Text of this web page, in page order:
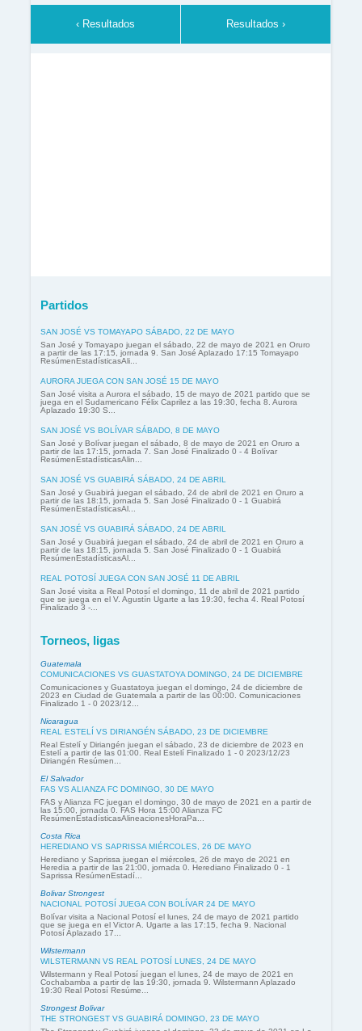
‹ Resultados Resultados ›
Partidos
SAN JOSÉ VS TOMAYAPO SÁBADO, 22 DE MAYO
San José y Tomayapo juegan el sábado, 22 de mayo de 2021 en Oruro
a partir de las 17:15, jornada 9. San José Aplazado 17:15 Tomayapo
ResúmenEstadísticasAli...
AURORA JUEGA CON SAN JOSÉ 15 DE MAYO
San José visita a Aurora el sábado, 15 de mayo de 2021 partido que se
juega en el Sudamericano Félix Caprilez a las 19:30, fecha 8. Aurora
Aplazado 19:30 S...
SAN JOSÉ VS BOLÍVAR SÁBADO, 8 DE MAYO
San José y Bolívar juegan el sábado, 8 de mayo de 2021 en Oruro a
partir de las 17:15, jornada 7. San José Finalizado 0 - 4 Bolívar
ResúmenEstadísticasAlin...
SAN JOSÉ VS GUABIRÁ SÁBADO, 24 DE ABRIL
San José y Guabirá juegan el sábado, 24 de abril de 2021 en Oruro a
partir de las 18:15, jornada 5. San José Finalizado 0 - 1 Guabirá
ResúmenEstadísticasAl...
SAN JOSÉ VS GUABIRÁ SÁBADO, 24 DE ABRIL
San José y Guabirá juegan el sábado, 24 de abril de 2021 en Oruro a
partir de las 18:15, jornada 5. San José Finalizado 0 - 1 Guabirá
ResúmenEstadísticasAl...
REAL POTOSÍ JUEGA CON SAN JOSÉ 11 DE ABRIL
San José visita a Real Potosí el domingo, 11 de abril de 2021 partido
que se juega en el V. Agustín Ugarte a las 19:30, fecha 4. Real Potosí
Finalizado 3 -...
Torneos, ligas
Guatemala
COMUNICACIONES VS GUASTATOYA DOMINGO, 24 DE DICIEMBRE
Comunicaciones y Guastatoya juegan el domingo, 24 de diciembre de
2023 en Ciudad de Guatemala a partir de las 00:00. Comunicaciones
Finalizado 1 - 0 2023/12...
Nicaragua
REAL ESTELÍ VS DIRIANGÉN SÁBADO, 23 DE DICIEMBRE
Real Estelí y Diriangén juegan el sábado, 23 de diciembre de 2023 en
Estelí a partir de las 01:00. Real Estelí Finalizado 1 - 0 2023/12/23
Diriangén Resúmen...
El Salvador
FAS VS ALIANZA FC DOMINGO, 30 DE MAYO
FAS y Alianza FC juegan el domingo, 30 de mayo de 2021 en a partir de
las 15:00, jornada 0. FAS Hora 15:00 Alianza FC
ResúmenEstadísticasAlineacionesHoraPa...
Costa Rica
HEREDIANO VS SAPRISSA MIÉRCOLES, 26 DE MAYO
Herediano y Saprissa juegan el miércoles, 26 de mayo de 2021 en
Heredia a partir de las 21:00, jornada 0. Herediano Finalizado 0 - 1
Saprissa ResúmenEstadí...
Bolivar Strongest
NACIONAL POTOSÍ JUEGA CON BOLÍVAR 24 DE MAYO
Bolívar visita a Nacional Potosí el lunes, 24 de mayo de 2021 partido
que se juega en el Victor A. Ugarte a las 17:15, fecha 9. Nacional
Potosí Aplazado 17...
Wilstermann
WILSTERMANN VS REAL POTOSÍ LUNES, 24 DE MAYO
Wilstermann y Real Potosí juegan el lunes, 24 de mayo de 2021 en
Cochabamba a partir de las 19:30, jornada 9. Wilstermann Aplazado
19:30 Real Potosí Resúme...
Strongest Bolivar
THE STRONGEST VS GUABIRÁ DOMINGO, 23 DE MAYO